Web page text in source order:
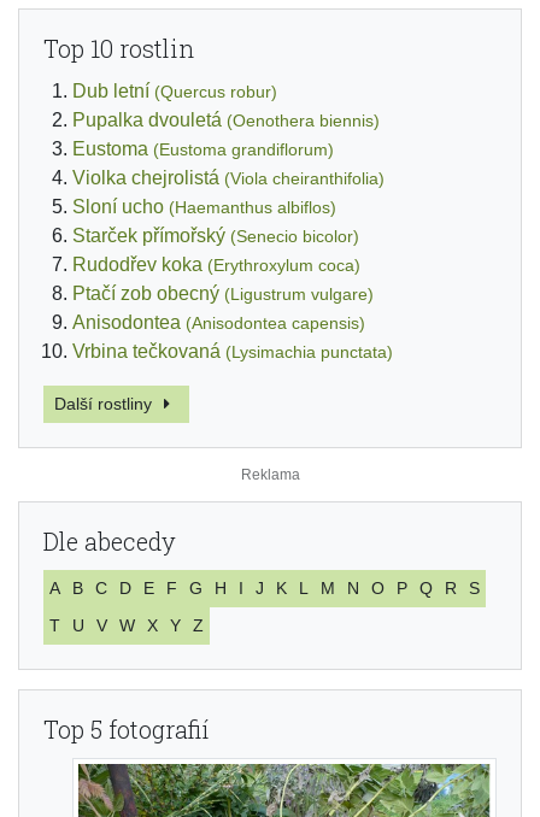
Top 10 rostlin
Dub letní (Quercus robur)
Pupalka dvouletá (Oenothera biennis)
Eustoma (Eustoma grandiflorum)
Violka chejrolistá (Viola cheiranthifolia)
Sloní ucho (Haemanthus albiflos)
Starček přímořský (Senecio bicolor)
Rudodřev koka (Erythroxylum coca)
Ptačí zob obecný (Ligustrum vulgare)
Anisodontea (Anisodontea capensis)
Vrbina tečkovaná (Lysimachia punctata)
Další rostliny
Dle abecedy
A B C D E F G H I J K L M N O P Q R
S
T
U V W X Y Z
Top 5 fotografií